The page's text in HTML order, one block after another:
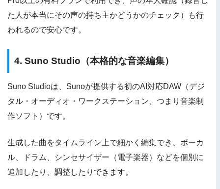
た人が本当にその声の持ち主かどうかのチェック）も行
われるので安心です。
4. Suno Studio（本格的な音楽編集）
Suno Studioは、Sunoが提供する初のAI対応DAW（デジ
タル・オーディオ・ワークステーション、つまり音楽制
作ソフト）です。
生成した曲をタイムライン上で細かく編集でき、ボーカ
ル、ドラム、シンセサイザー（電子楽器）などを個別に
追加したり、調整したりできます。